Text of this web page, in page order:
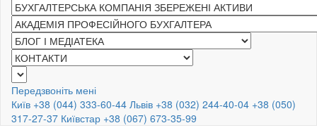
Передзвоніть мені
Київ +38 (044) 333-60-44 Львів +38 (032) 244-40-04 +38 (050)
317-27-37 Київстар +38 (067) 673-35-99